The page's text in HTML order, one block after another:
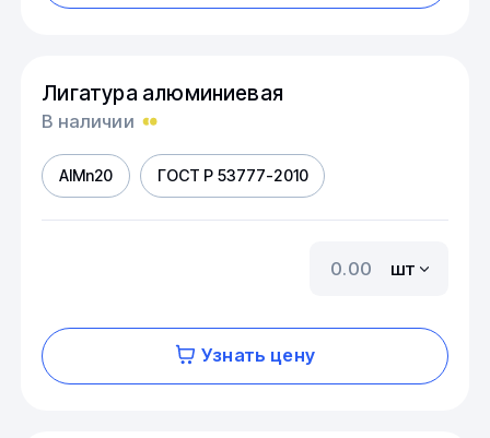
Лигатура алюминиевая
В наличии
AIMn20 ГОСТ Р 53777-2010
шт
Узнать цену